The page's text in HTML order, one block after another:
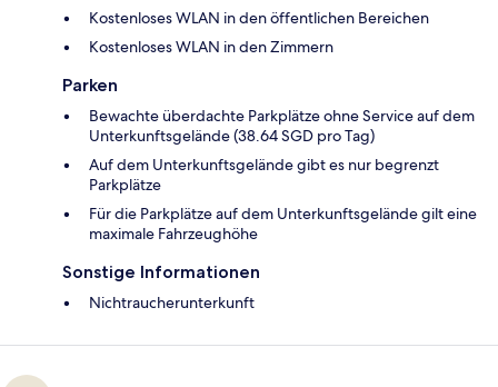
Kostenloses WLAN in den öffentlichen Bereichen
Kostenloses WLAN in den Zimmern
Parken
Bewachte überdachte Parkplätze ohne Service auf dem
Unterkunftsgelände (38.64 SGD pro Tag)
Auf dem Unterkunftsgelände gibt es nur begrenzt
Parkplätze
Für die Parkplätze auf dem Unterkunftsgelände gilt eine
maximale Fahrzeughöhe
Sonstige Informationen
Nichtraucherunterkunft